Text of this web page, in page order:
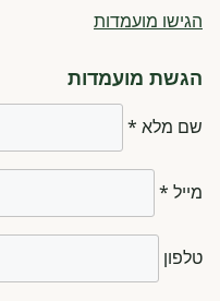
הגישו מועמדות
הגשת מועמדות
שם מלא *
מייל *
טלפון